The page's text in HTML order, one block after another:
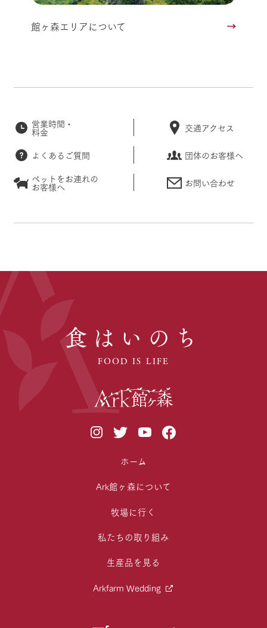
館ヶ森エリアについて
営業時間・
料金 交通アクセス
よくあるご質問
団体のお客様へ
ペットをお連れの
お客様へ お問い合わせ
食はいのち
FOOD IS LIFE
ホーム
Ark館ヶ森について
牧場に行く
私たちの取り組み
生産品を見る
Arkfarm Wedding